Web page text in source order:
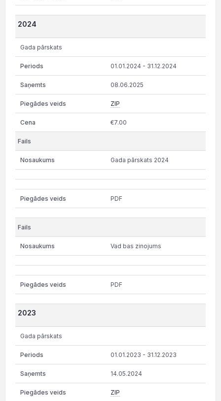
2024
Gada pārskats
01.01.2024 - 31.12.2024
08.06.2025
ZIP
€7.00
Gada pārskats 2024
PDF
Vad bas zinojums
PDF
2023
Gada pārskats
01.01.2023 - 31.12.2023
14.05.2024
ZIP